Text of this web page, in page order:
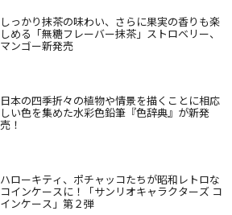
しっかり抹茶の味わい、さらに果実の香りも楽
しめる「無糖フレーバー抹茶」ストロベリー、
マンゴー新発売
日本の四季折々の植物や情景を描くことに相応
しい色を集めた水彩色鉛筆『色辞典』が新発
売！
ハローキティ、ポチャッコたちが昭和レトロな
コインケースに！「サンリオキャラクターズ コ
インケース」第２弾